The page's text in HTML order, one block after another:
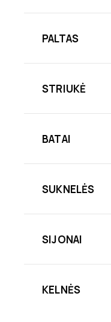
PALTAS
STRIUKĖ
BATAI
SUKNELĖS
SIJONAI
KELNĖS